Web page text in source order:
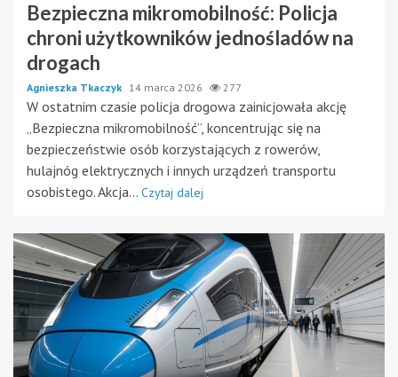
Bezpieczna mikromobilność: Policja
chroni użytkowników jednośladów na
drogach
Agnieszka Tkaczyk 14 marca 2026 277
W ostatnim czasie policja drogowa zainicjowała akcję
„Bezpieczna mikromobilność”, koncentrując się na
bezpieczeństwie osób korzystających z rowerów,
hulajnóg elektrycznych i innych urządzeń transportu
osobistego. Akcja... Czytaj dalej